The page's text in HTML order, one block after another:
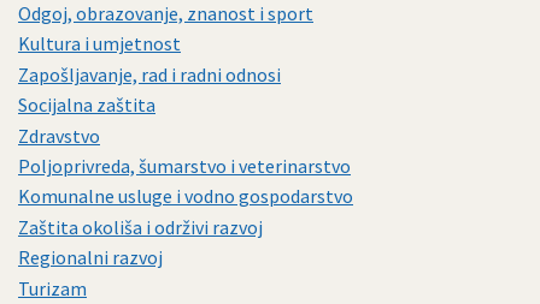
Odgoj, obrazovanje, znanost i sport
Kultura i umjetnost
Zapošljavanje, rad i radni odnosi
Socijalna zaštita
Zdravstvo
Poljoprivreda, šumarstvo i veterinarstvo
Komunalne usluge i vodno gospodarstvo
Zaštita okoliša i održivi razvoj
Regionalni razvoj
Turizam